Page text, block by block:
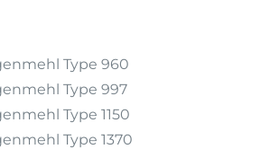
Type 960
Type 997
Type 1150
Type 1370